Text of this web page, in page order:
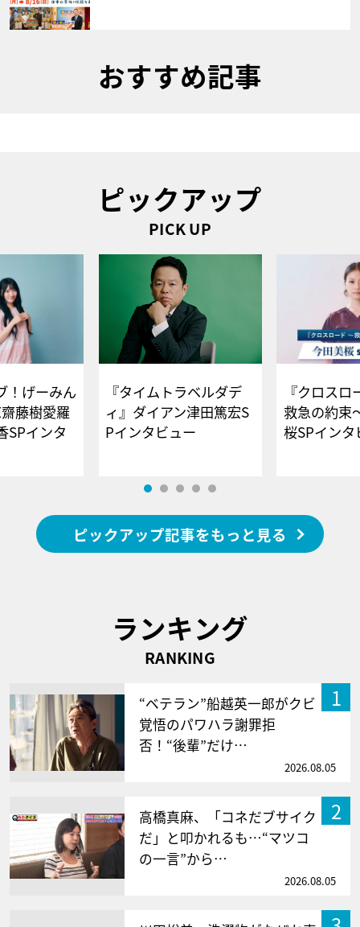
おすすめ記事
ピックアップ
PICK UP
！げーみん
藤樹愛羅
SPインタ
『タイムトラベルダデ
ィ』ダイアン津田篤宏S
Pインタビュー
『クロス
救急の約束
桜SPイ
ピックアップ記事をもっと見る
ランキング
RANKING
1
“ベテラン”船越英一郎がクビ
覚悟のパワハラ謝罪拒
否！“後輩”だけ…
2026.08.05
2
高橋真麻、「コネだブサイク
だ」と叩かれるも…“マツコ
の一言”から…
2026.08.05